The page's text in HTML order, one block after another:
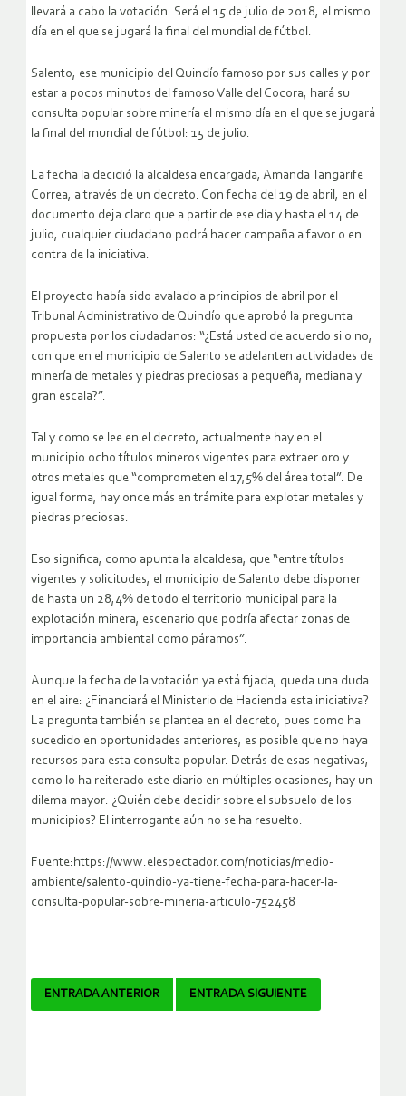
llevará a cabo la votación. Será el 15 de julio de 2018, el mismo
día en el que se jugará la final del mundial de fútbol.
Salento, ese municipio del Quindío famoso por sus calles y por
estar a pocos minutos del famoso Valle del Cocora, hará su
consulta popular sobre minería el mismo día en el que se jugará
la final del mundial de fútbol: 15 de julio.
La fecha la decidió la alcaldesa encargada, Amanda Tangarife
Correa, a través de un decreto. Con fecha del 19 de abril, en el
documento deja claro que a partir de ese día y hasta el 14 de
julio, cualquier ciudadano podrá hacer campaña a favor o en
contra de la iniciativa.
El proyecto había sido avalado a principios de abril por el
Tribunal Administrativo de Quindío que aprobó la pregunta
propuesta por los ciudadanos: “¿Está usted de acuerdo si o no,
con que en el municipio de Salento se adelanten actividades de
minería de metales y piedras preciosas a pequeña, mediana y
gran escala?”.
Tal y como se lee en el decreto, actualmente hay en el
municipio ocho títulos mineros vigentes para extraer oro y
otros metales que “comprometen el 17,5% del área total”. De
igual forma, hay once más en trámite para explotar metales y
piedras preciosas.
Eso significa, como apunta la alcaldesa, que “entre títulos
vigentes y solicitudes, el municipio de Salento debe disponer
de hasta un 28,4% de todo el territorio municipal para la
explotación minera, escenario que podría afectar zonas de
importancia ambiental como páramos”.
Aunque la fecha de la votación ya está fijada, queda una duda
en el aire: ¿Financiará el Ministerio de Hacienda esta iniciativa?
La pregunta también se plantea en el decreto, pues como ha
sucedido en oportunidades anteriores, es posible que no haya
recursos para esta consulta popular. Detrás de esas negativas,
como lo ha reiterado este diario en múltiples ocasiones, hay un
dilema mayor: ¿Quién debe decidir sobre el subsuelo de los
municipios? El interrogante aún no se ha resuelto.
Fuente:https://www.elespectador.com/noticias/medio-
ambiente/salento-quindio-ya-tiene-fecha-para-hacer-la-
consulta-popular-sobre-mineria-articulo-752458
Navegador
ENTRADA ANTERIOR ENTRADA SIGUIENTE